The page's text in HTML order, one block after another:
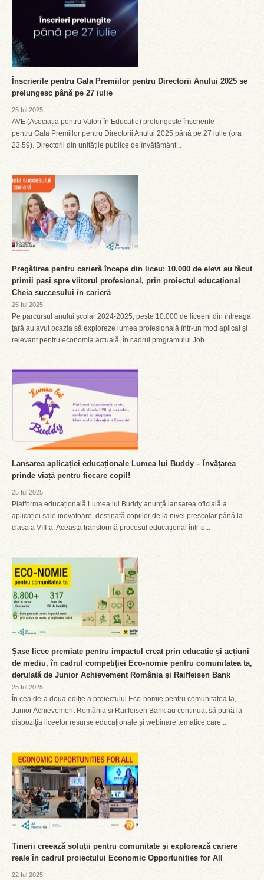
Înscrierile pentru Gala Premiilor pentru Directorii Anului 2025 se
prelungesc până pe 27 iulie
25 Iul 2025
AVE (Asociația pentru Valori în Educație) prelungește înscrierile
pentru Gala Premiilor pentru Directorii Anului 2025 până pe 27 iulie (ora
23.59). Directorii din unitățile publice de învățământ...
Pregătirea pentru carieră începe din liceu: 10.000 de elevi au făcut
primii pași spre viitorul profesional, prin proiectul educațional
Cheia succesului în carieră
25 Iul 2025
Pe parcursul anului școlar 2024-2025, peste 10.000 de liceeni din întreaga
țară au avut ocazia să exploreze lumea profesională într-un mod aplicat și
relevant pentru economia actuală, în cadrul programului Job...
Lansarea aplicației educaționale Lumea lui Buddy – Învățarea
prinde viață pentru fiecare copil!
25 Iul 2025
Platforma educațională Lumea lui Buddy anunță lansarea oficială a
aplicației sale inovatoare, destinată copiilor de la nivel preșcolar până la
clasa a VIII-a. Aceasta transformă procesul educațional într-o...
Șase licee premiate pentru impactul creat prin educație și acțiuni
de mediu, în cadrul competiției Eco-nomie pentru comunitatea ta,
derulată de Junior Achievement România și Raiffeisen Bank
25 Iul 2025
În cea de-a doua ediție a proiectului Eco-nomie pentru comunitatea ta,
Junior Achievement România și Raiffeisen Bank au continuat să pună la
dispoziția liceelor resurse educaționale și webinare tematice care...
Tinerii creează soluții pentru comunitate și explorează cariere
reale în cadrul proiectului Economic Opportunities for All
22 Iul 2025